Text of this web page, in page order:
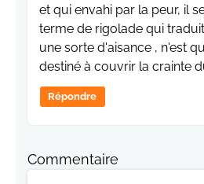
et qui envahi par la peur, il
terme de rigolade qui
une sorte d'aisance , n'est
destiné à couvrir la crainte
Répondre
Commentaire